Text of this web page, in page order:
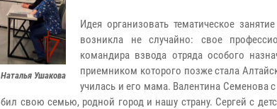
Наталья Ушакова
Идея организовать тематическое
возникла не случайно: свое
командира взвода отряда особого
приемником которого позже стала
училась и его мама. Валентина Семенова
свою семью, родной город и нашу страну. Сергей с